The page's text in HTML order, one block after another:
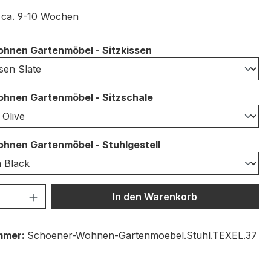
9-10 Wochen
Gartenmöbel - Sitzkissen
Gartenmöbel - Sitzschaleauswählen
Gartenmöbel - Stuhlgestellauswählen
Anzahl: Gib den gewünschten Wert
In den Warenkorb
Schoener-Wohnen-Gartenmoebel.Stuhl.TEXEL.37